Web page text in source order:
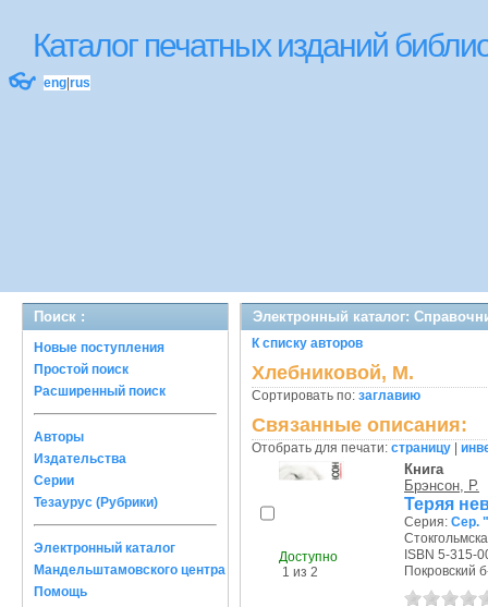
Каталог печатных изданий
👓 eng rus
Поиск :
Новые поступления
Простой поиск
Расширенный поиск
Авторы
Издательства
Серии
Тезаурус (Рубрики)
Электронный каталог
Мандельштамовского центра
Помощь
Электронный каталог:
К списку авторов
Хлебниковой, М.
Сортировать по: заглавию
Связанные описания:
Отобрать для печати: страницу
Доступно
1 из 2
Книга
Брэнсон, Р.
Теряя
Серия: Сер.
ISBN 5-315-
Покровский